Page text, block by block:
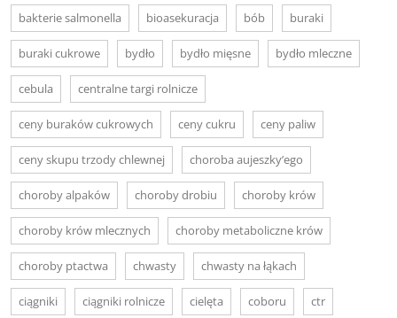
bakterie salmonella bioasekuracja bób buraki
buraki cukrowe bydło bydło mięsne bydło mleczne
cebula centralne targi rolnicze
ceny buraków cukrowych ceny cukru ceny paliw
ceny skupu trzody chlewnej choroba aujeszky’ego
choroby alpaków choroby drobiu choroby krów
choroby krów mlecznych choroby metaboliczne krów
choroby ptactwa chwasty chwasty na łąkach
ciągniki ciągniki rolnicze cielęta coboru ctr